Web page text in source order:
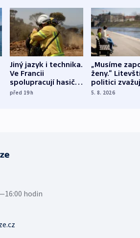
Jiný jazyk i technika.
Ve Francii
spolupracují hasiči z
různých zemí
před 19h
„Musíme
ženy.“
politici
dohodu o
5. 8. 2026
hodin